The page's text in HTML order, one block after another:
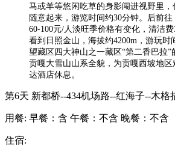
马或羊等悠闲吃草的身影闯进视野里
随意起来，游览时间约30分钟。后前往
60-100元/人淡旺季价格有变化，清洁
看到日照金山，海拔约4200m，游玩时
望藏区四大神山之一藏区“第二香巴拉
贡嘎大雪山山系全貌，为贡嘎西坡地区
达酒店休息。
第6天 新都桥--434机场路--红海子--木格
用餐: 早餐：含 午餐：不含 晚餐：不含
住宿: